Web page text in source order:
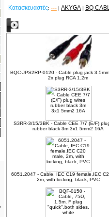
Κατασκευαστές: --- | AKYGA | BQ
BQC-JPS2RP-0120 - Cable plug jack
2x plug RCA 1.2m
S3RR-3/15/3BK - Cable CEE 7/7 (E/F)
rubber black 3m 3x1 5mm2 16A
6051.2047 - Cable, IEC C19 female,IEC
2m, with locking, black, PVC